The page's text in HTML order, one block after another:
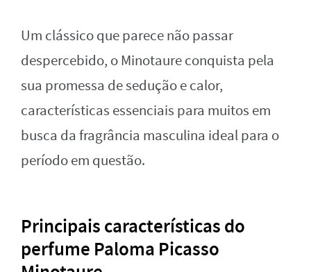
Um clássico que parece não passar
despercebido, o Minotaure conquista pela
sua promessa de sedução e calor,
características essenciais para muitos em
busca da fragrância masculina ideal para o
período em questão.
Principais características do
perfume Paloma Picasso